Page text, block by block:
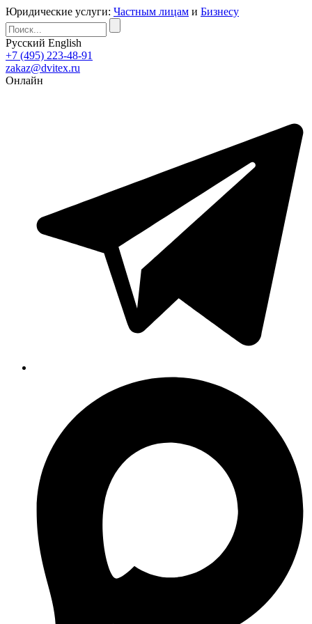
Юридические услуги: Частным лицам и Бизнесу
Русский English
+7 (495) 223-48-91
zakaz@dvitex.ru
Онлайн